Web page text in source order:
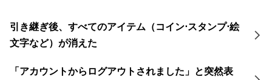
引き継ぎ後、すべてのアイテム（コイン⋅スタンプ⋅絵
文字など）が消えた
「アカウントからログアウトされました」と突然表